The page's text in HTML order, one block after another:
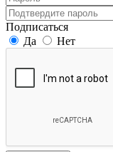
Подписаться
Да
Нет